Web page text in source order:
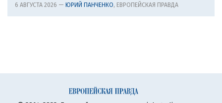
6 АВГУСТА 2026 — ЮРИЙ ПАНЧЕНКО, ЕВРОПЕЙСКАЯ ПРАВДА